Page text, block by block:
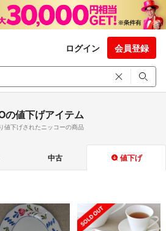
ログイン 会員登録
の値下げアイテム
値下げされたニッコーの商品
中古 値下げ